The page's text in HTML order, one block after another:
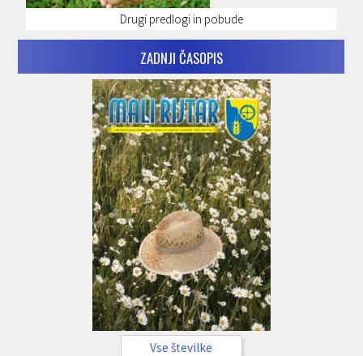
Drugi predlogi in pobude
ZADNJI ČASOPIS
Vse številke